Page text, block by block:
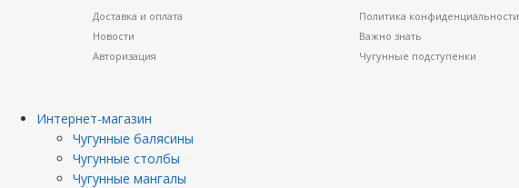
Доставка и оплата
Новости
Авторизация
Политика конфиденциальности
Важно знать
Чугунные подступенки
Интернет-магазин
Чугунные балясины
Чугунные столбы
Чугунные мангалы